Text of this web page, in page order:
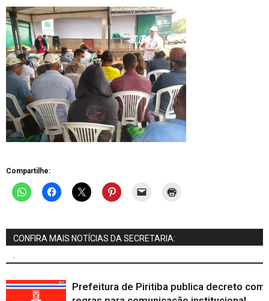
Compartilhe:
CONFIRA MAIS NOTÍCIAS DA SECRETARIA:
Prefeitura de Piritiba publica decreto com